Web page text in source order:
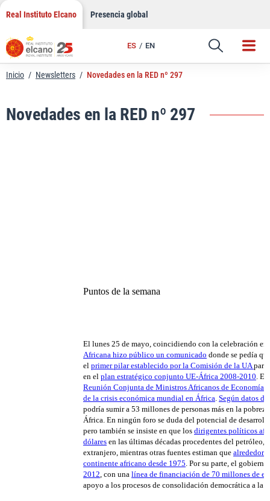
Saltar
contenido
Real Instituto Elcano Presencia global
ES EN
Enlace
Inicio / Newsletters / Novedades en la RED nº 297
Novedades en la RED nº 297